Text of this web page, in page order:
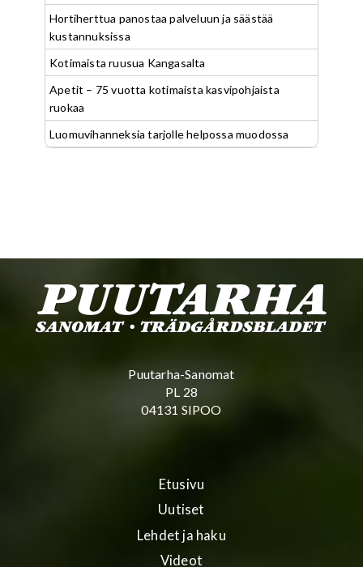
Hortiherttua panostaa palveluun ja säästää
kustannuksissa
Kotimaista ruusua Kangasalta
Apetit – 75 vuotta kotimaista kasvipohjaista
ruokaa
Luomuvihanneksia tarjolle helpossa muodossa
Puutarha-Sanomat
PL 28
04131 SIPOO
Etusivu
Uutiset
Lehdet ja haku
Videot